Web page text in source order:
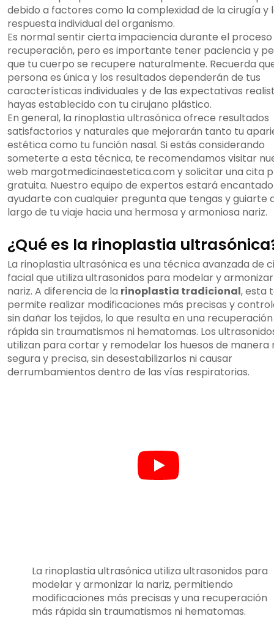
debido a factores como la complexidad de la cirugía y
respuesta individual del organismo.
Es normal sentir cierta impaciencia durante el
recuperación, pero es importante tener paciencia y
que tu cuerpo se recupere naturalmente. Recuerda
persona es única y los resultados dependerán de tus
características individuales y de las expectativas
hayas establecido con tu cirujano plástico.
En general, la rinoplastia ultrasónica ofrece resultados
satisfactorios y naturales que mejorarán tanto tu
estética como tu función nasal. Si estás considerando
someterte a esta técnica, te recomendamos visitar
web margotmedicinaestetica.com y solicitar una cita
gratuita. Nuestro equipo de expertos estará
ayudarte con cualquier pregunta que tengas y guiarte
largo de tu viaje hacia una hermosa y armoniosa nariz.
¿Qué es la rinoplastia
La rinoplastia ultrasónica es una técnica avanzada de
facial que utiliza ultrasonidos para modelar y
nariz. A diferencia de la rinoplastia tradicional, esta
permite realizar modificaciones más precisas y
sin dañar los tejidos, lo que resulta en una
rápida sin traumatismos ni hematomas. Los
utilizan para cortar y remodelar los huesos de manera
segura y precisa, sin desestabilizarlos ni causar
derrumbamientos dentro de las vías respiratorias.
La rinoplastia ultrasónica utiliza ultrasonidos para
modelar y armonizar la nariz, permitiendo
modificaciones más precisas y una recuperación
más rápida sin traumatismos ni hematomas.